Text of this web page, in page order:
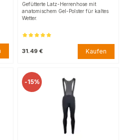
Gefütterte Latz-Herrenhose mit
anatomischem Gel-Polster für kaltes
Wetter.
31.49 € Kaufen
-15%